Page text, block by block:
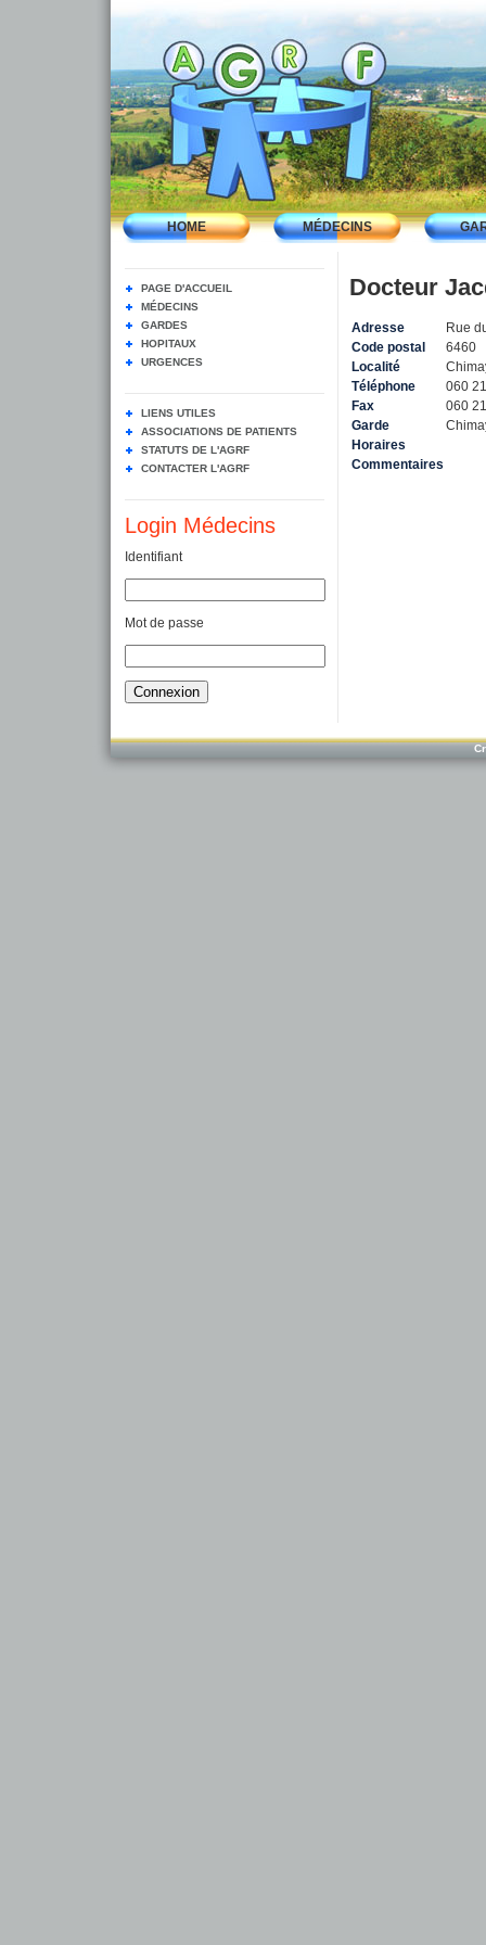
HOME MÉDECINS
PAGE D'ACCUEIL
MÉDECINS
GARDES
HOPITAUX
URGENCES
LIENS UTILES
ASSOCIATIONS DE PATIENTS
STATUTS DE L'AGRF
CONTACTER L'AGRF
Login Médecins
Identifiant
Mot de passe
Docteur
Adresse
Rue
Code postal
6460
Localité
Téléphone
060
Fax
060
Garde
Horaires
Commentaires